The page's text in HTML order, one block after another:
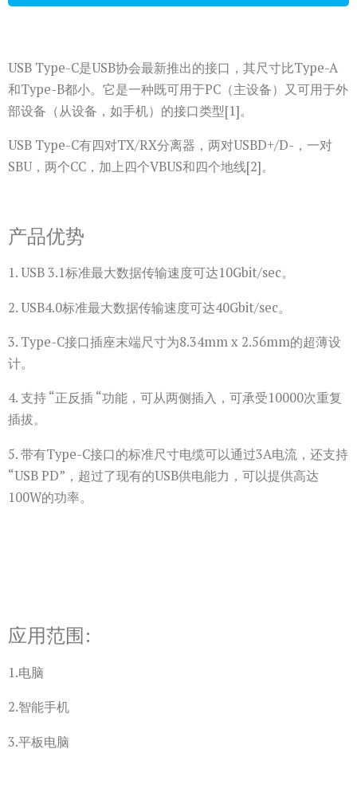
USB Type-C是USB协会最新推出的接口，其尺寸比Type-A
和Type-B都小。它是一种既可用于PC（主设备）又可用于外
部设备（从设备，如手机）的接口类型[1]。
USB Type-C有四对TX/RX分离器，两对USBD+/D-，一对
SBU，两个CC，加上四个VBUS和四个地线[2]。
产品优势
1. USB 3.1标准最大数据传输速度可达10Gbit/sec。
2. USB4.0标准最大数据传输速度可达40Gbit/sec。
3. Type-C接口插座末端尺寸为8.34mm x 2.56mm的超薄设
计。
4. 支持 “正反插 “功能，可从两侧插入，可承受10000次重复
插拔。
5. 带有Type-C接口的标准尺寸电缆可以通过3A电流，还支持
“USB PD”，超过了现有的USB供电能力，可以提供高达
100W的功率。
应用范围:
1.电脑
2.智能手机
3.平板电脑